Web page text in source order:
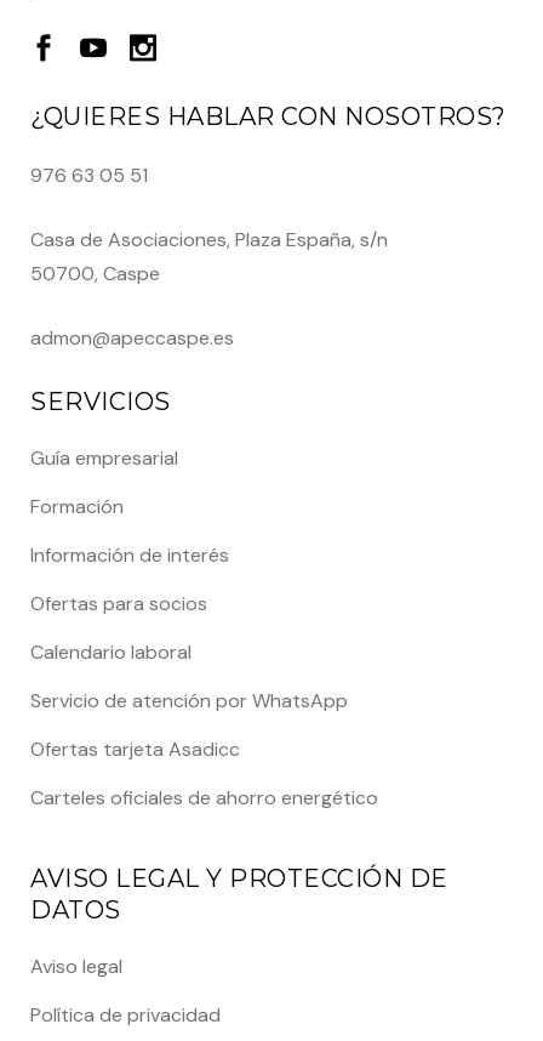
¿QUIERES HABLAR CON NOSOTROS?
976 63 05 51
Casa de Asociaciones, Plaza España, s/n
50700, Caspe
admon@apeccaspe.es
SERVICIOS
Guía empresarial
Formación
Información de interés
Ofertas para socios
Calendario laboral
Servicio de atención por WhatsApp
Ofertas tarjeta Asadicc
Carteles oficiales de ahorro energético
AVISO LEGAL Y PROTECCIÓN DE
DATOS
Aviso legal
Política de privacidad